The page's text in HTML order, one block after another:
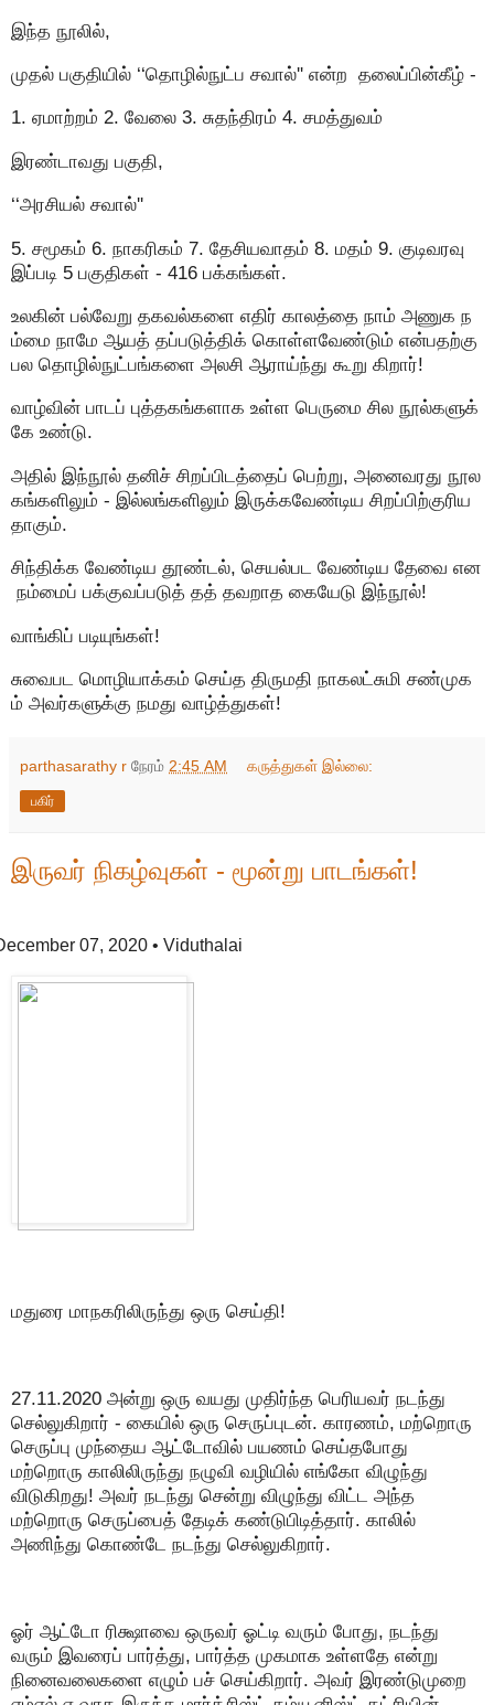
இந்த நூலில்,
முதல் பகுதியில் ‘‘தொழில்நுட்ப சவால்'' என்ற தலைப்பின்கீழ் -
1. ஏமாற்றம் 2. வேலை 3. சுதந்திரம் 4. சமத்துவம்
இரண்டாவது பகுதி,
‘‘அரசியல் சவால்''
5. சமூகம் 6. நாகரிகம் 7. தேசியவாதம் 8. மதம் 9. குடிவரவு
இப்படி 5 பகுதிகள் - 416 பக்கங்கள்.
உலகின் பல்வேறு தகவல்களை எதிர் காலத்தை நாம் அணுக ந
ம்மை நாமே ஆயத் தப்படுத்திக் கொள்ளவேண்டும் என்பதற்கு
பல தொழில்நுட்பங்களை அலசி ஆராய்ந்து கூறு கிறார்!
வாழ்வின் பாடப் புத்தகங்களாக உள்ள பெருமை சில நூல்களுக்
கே உண்டு.
அதில் இந்நூல் தனிச் சிறப்பிடத்தைப் பெற்று, அனைவரது நூல
கங்களிலும் - இல்லங்களிலும் இருக்கவேண்டிய சிறப்பிற்குரிய
தாகும்.
சிந்திக்க வேண்டிய தூண்டல், செயல்பட வேண்டிய தேவை என
நம்மைப் பக்குவப்படுத் தத் தவறாத கையேடு இந்நூல்!
வாங்கிப் படியுங்கள்!
சுவைபட மொழியாக்கம் செய்த திருமதி நாகலட்சுமி சண்முக
ம் அவர்களுக்கு நமது வாழ்த்துகள்!
parthasarathy r நேரம் 2:45 AM கருத்துகள் இல்லை:
பகிர்
இருவர் நிகழ்வுகள் - மூன்று பாடங்கள்!
07, 2020• Viduthalai
மதுரை மாநகரிலிருந்து ஒரு செய்தி!
27.11.2020 அன்று ஒரு வயது முதிர்ந்த பெரியவர் நடந்து
செல்லுகிறார் - கையில் ஒரு செருப்புடன். காரணம், மற்றொரு
செருப்பு முந்தைய ஆட்டோவில் பயணம் செய்தபோது
மற்றொரு காலிலிருந்து நழுவி வழியில் எங்கோ விழுந்து
விடுகிறது! அவர் நடந்து சென்று விழுந்து விட்ட அந்த
மற்றொரு செருப்பைத் தேடிக் கண்டுபிடித்தார். காலில்
அணிந்து கொண்டே நடந்து செல்லுகிறார்.
ஓர் ஆட்டோ ரிக்ஷாவை ஒருவர் ஓட்டி வரும் போது, நடந்து
வரும் இவரைப் பார்த்து, பார்த்த முகமாக உள்ளதே என்று
நினைவலைகளை எழும் பச் செய்கிறார். அவர் இரண்டுமுறை